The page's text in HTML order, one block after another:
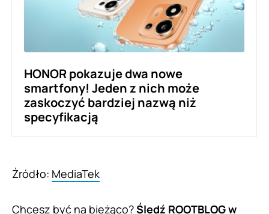
HONOR pokazuje dwa nowe
smartfony! Jeden z nich może
zaskoczyć bardziej nazwą niż
specyfikacją
Źródło: MediaTek
Chcesz być na bieżąco?Śledź ROOTBLOG w